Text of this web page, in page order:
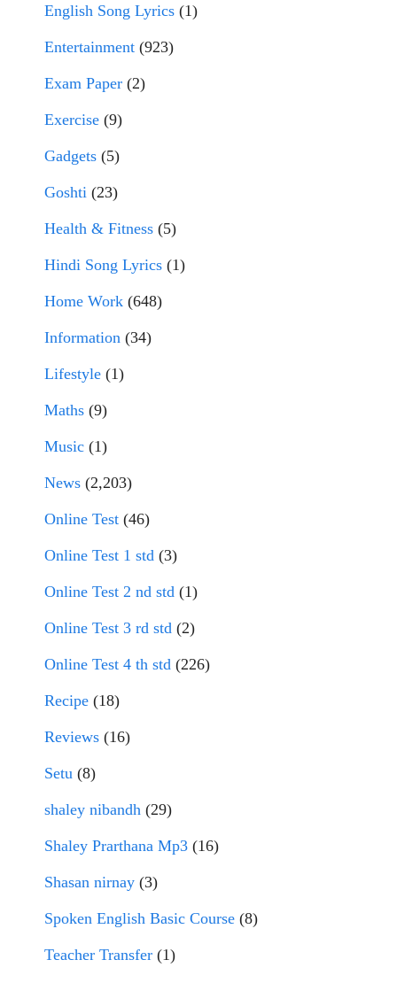
English Song Lyrics (1)
Entertainment (923)
Exam Paper (2)
Exercise (9)
Gadgets (5)
Goshti (23)
Health & Fitness (5)
Hindi Song Lyrics (1)
Home Work (648)
Information (34)
Lifestyle (1)
Maths (9)
Music (1)
News (2,203)
Online Test (46)
Online Test 1 std (3)
Online Test 2 nd std (1)
Online Test 3 rd std (2)
Online Test 4 th std (226)
Recipe (18)
Reviews (16)
Setu (8)
shaley nibandh (29)
Shaley Prarthana Mp3 (16)
Shasan nirnay (3)
Spoken English Basic Course (8)
Teacher Transfer (1)